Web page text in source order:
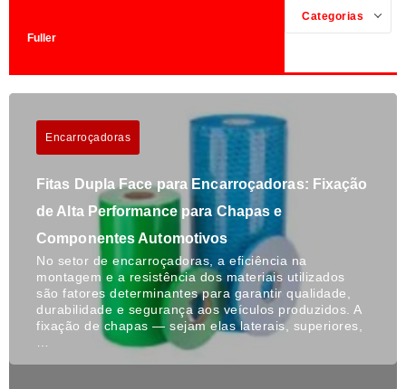
Fuller
Categorias
Encarroçadoras
Fitas Dupla Face para Encarroçadoras: Fixação
de Alta Performance para Chapas e
Componentes Automotivos
No setor de encarroçadoras, a eficiência na
montagem e a resistência dos materiais utilizados
são fatores determinantes para garantir qualidade,
durabilidade e segurança aos veículos produzidos. A
fixação de chapas — sejam elas laterais, superiores,